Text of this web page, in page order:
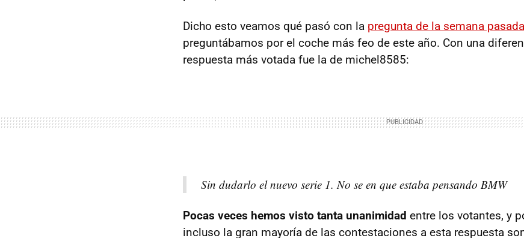
Dicho esto veamos qué pasó con la pregunta de la semana pasada
preguntábamos por el coche más feo de este año. Con una
respuesta más votada fue la de michel8585:
Sin dudarlo el nuevo serie 1. No se en que estaba pensando BMW
Pocas veces hemos visto tanta unanimidad entre los votantes, y
incluso la gran mayoría de las contestaciones a esta respuesta